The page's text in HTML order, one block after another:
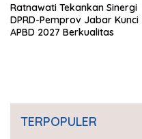
Ratnawati Tekankan Sinergi
DPRD-Pemprov Jabar Kunci
APBD 2027 Berkualitas
TERPOPULER